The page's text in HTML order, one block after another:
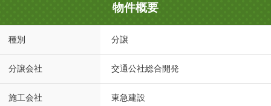
物件概要
種別 分譲
分譲会社 交通公社総合開発
施工会社 東急建設